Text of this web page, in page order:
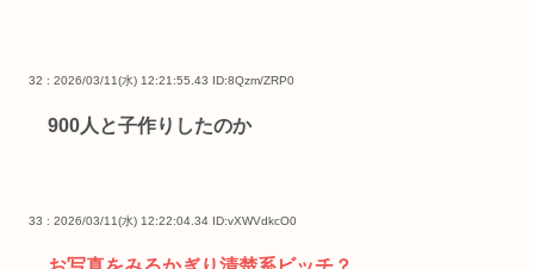
32 : 2026/03/11(水) 12:21:55.43 ID:8Qzm/ZRP0
900人と子作りしたのか
33 : 2026/03/11(水) 12:22:04.34 ID:vXWVdkcO0